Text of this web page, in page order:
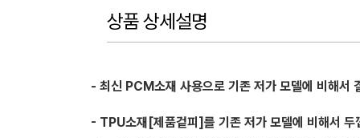
상품 상세설명
- 최신 PCM소재 사용으로 기존 저가 모델에 비해서
- TPU소재[제품겉피]를 기존 저가 모델에 비해서 두